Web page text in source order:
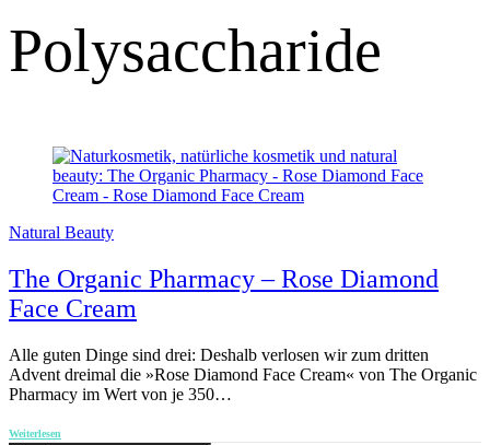
Polysaccharide
Natural Beauty
The Organic Pharmacy – Rose Diamond
Face Cream
Alle guten Dinge sind drei: Deshalb verlosen wir zum dritten
Advent dreimal die »Rose Diamond Face Cream« von The Organic
Pharmacy im Wert von je 350…
Weiterlesen